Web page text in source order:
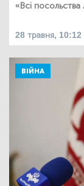
«Всі
28 травня, 10:12
ВІЙНА